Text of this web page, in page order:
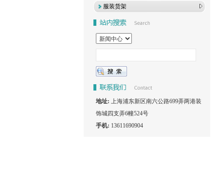
服装货架
地址: 上海浦东新区南六公路699弄两港装
饰城四支弄6幢524号
手机: 13611690904